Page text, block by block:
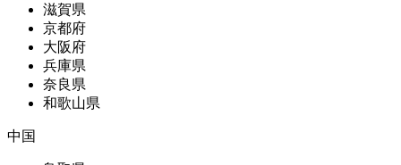
滋賀県
京都府
大阪府
兵庫県
奈良県
和歌山県
中国